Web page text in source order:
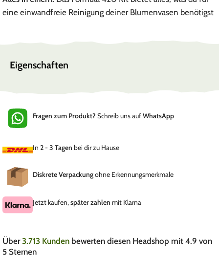
eine einwandfreie Reinigung deiner Blumenvasen benötigst
Eigenschaften
Fragen zum Produkt? Schreib uns aufWhatsApp
In 2 - 3 Tagen bei dir zu Hause
Diskrete Verpackungohne Erkennungsmerkmale
Jetzt kaufen,später zahlen mit Klarna
Über3.713 Kunden bewerten diesen Headshop mit 4.9 von
5 Sternen